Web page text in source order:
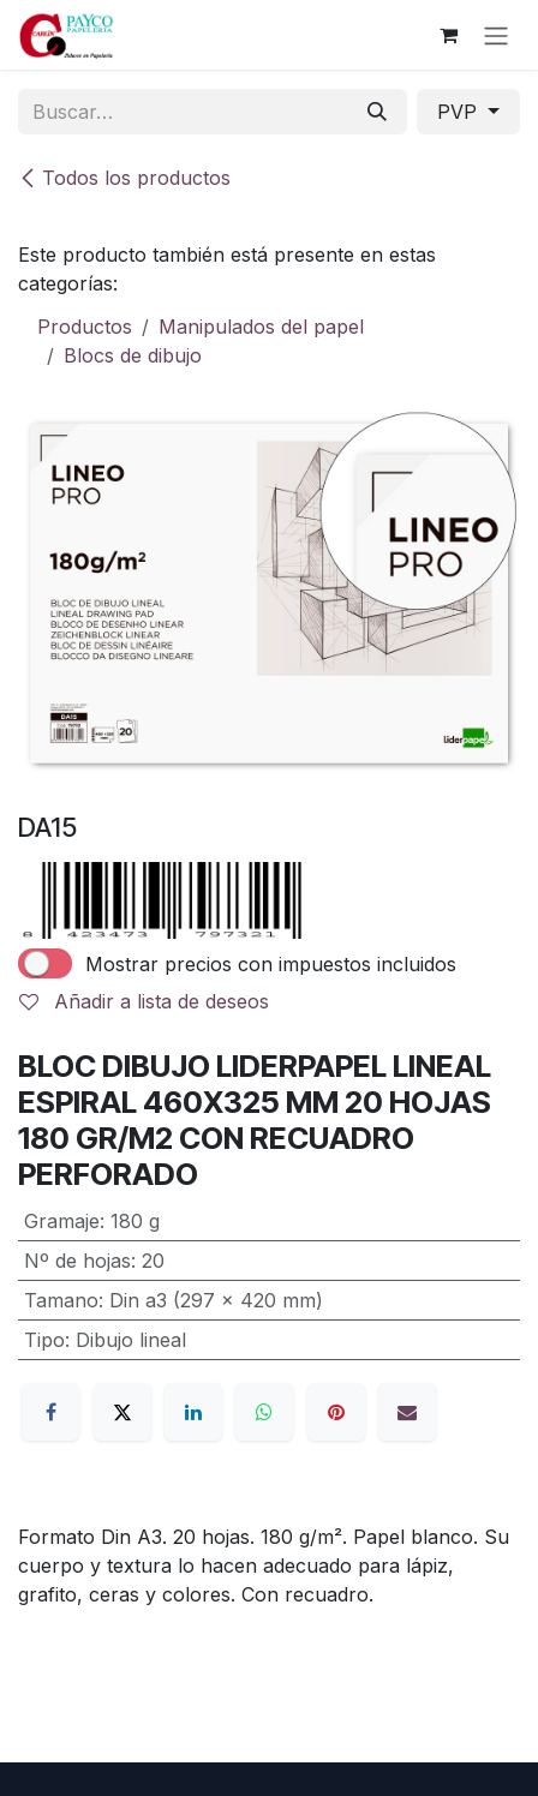
Ir al contenido
Todos los productos
PVP
Este producto también está presente en estas
categorías:
Productos
Manipulados del papel
Blocs de dibujo
DA15
Mostrar precios con impuestos incluidos
Añadir a lista de deseos
BLOC DIBUJO LIDERPAPEL LINEAL
ESPIRAL 460X325 MM 20 HOJAS
180 GR/M2 CON RECUADRO
PERFORADO
Gramaje: 180 g
Nº de hojas: 20
Tamano: Din a3 (297 x 420 mm)
Tipo: Dibujo lineal
Formato Din A3. 20 hojas. 180 g/m². Papel blanco. Su
cuerpo y textura lo hacen adecuado para lápiz,
grafito, ceras y colores. Con recuadro.